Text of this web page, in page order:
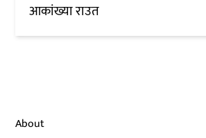
आकांख्या राउत
About